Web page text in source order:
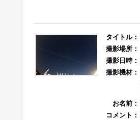
タイトル：
撮影場所：
撮影日時：
撮影機材：
お名前：
コメント：